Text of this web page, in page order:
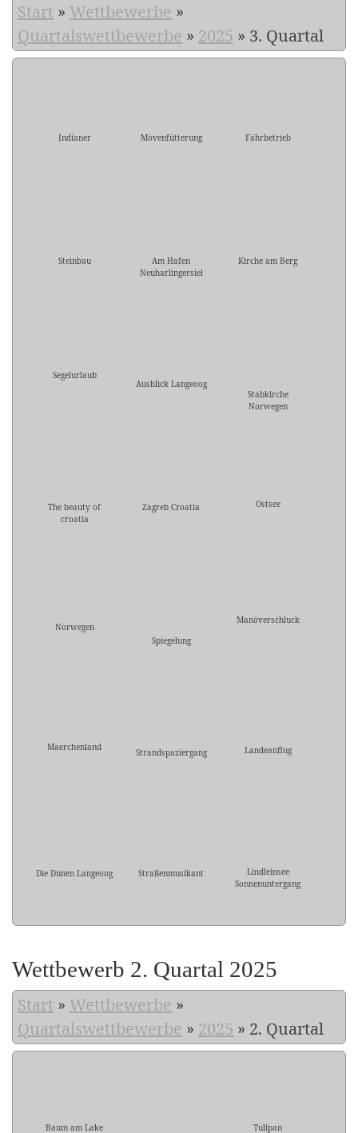
Start » Wettbewerbe »
Quartalswettbewerbe » 2025 » 3. Quartal
Indianer Mövenfütterung Fährbetrieb
Steinbau
Am Hafen
Neuharlingersiel
Kirche am Berg
Segelurlaub
Ausblick Langeoog
Stabkirche
Norwegen
The beauty of
croatia
Zagreb Croatia Ostsee
Norwegen
Spiegelung
Manöverschluck
Maerchenland Strandspaziergang Landeanflug
Die Dünen Langeoog Straßenmusikant
Lindleinsee
Sonnenuntergang
Wettbewerb 2. Quartal 2025
Start » Wettbewerbe »
Quartalswettbewerbe » 2025 » 2. Quartal
Baum am Lake Tulipan